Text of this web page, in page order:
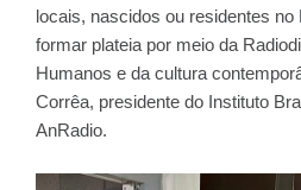
locais, nascidos ou residentes no
formar plateia por meio da
Humanos e da cultura
Corrêa, presidente do Instituto
AnRadio.